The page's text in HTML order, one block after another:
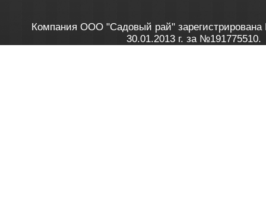
Компания ООО "Садовый рай" зарегистрирована
30.01.2013 г. за №191775510.